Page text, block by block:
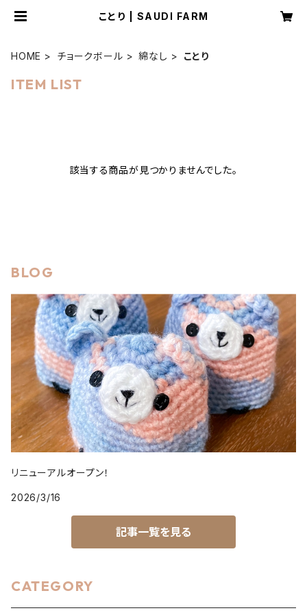
ことり | SAUDI FARM
HOME チョークボール 綿なし ことり
ITEM LIST
該当する商品が見つかりませんでした。
BLOG
リニューアルオープン！
2026/3/16
記事一覧を見る
CATEGORY